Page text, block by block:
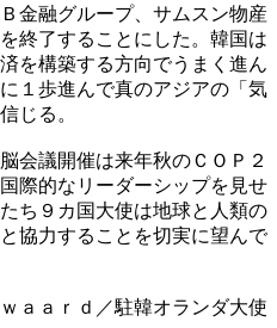
金融グループ、サムスン物産
終了することにした。韓国は
を構築する方向でうまく進ん
１歩進んで真のアジアの「気
じる。
会議開催は来年秋のＣＯＰ２
際的なリーダーシップを見せ
ち９カ国大使は地球と人類の
協力することを切実に望んで
ａａｒｄ／駐韓オランダ大使